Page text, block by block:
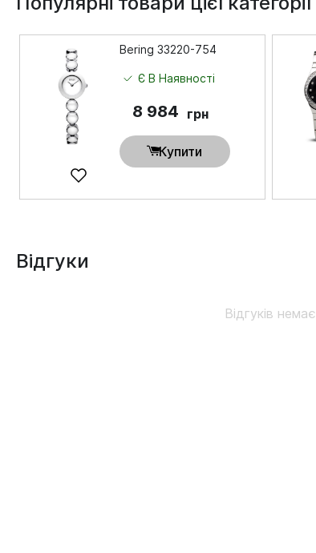
Bering 33220-754
Є В Наявності
8 984 грн
Купити
Відгуки
Відгуків немає